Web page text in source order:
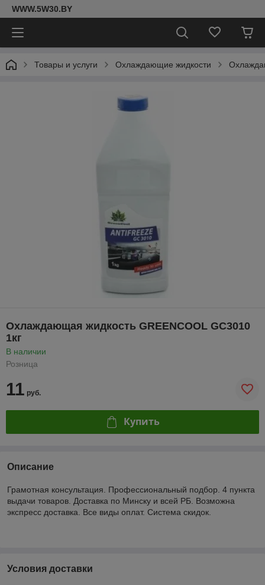
WWW.5W30.BY
Товары и услуги Охлаждающие жидкости
Охлаждающая жидкость GREENCOOL GC3010
1кг
В наличии
Розница
11 руб.
Купить
Описание
Грамотная консультация. Профессиональный подбор. 4 пункта
выдачи товаров. Доставка по Минску и всей РБ. Возможна
экспресс доставка. Все виды оплат. Система скидок.
Условия доставки